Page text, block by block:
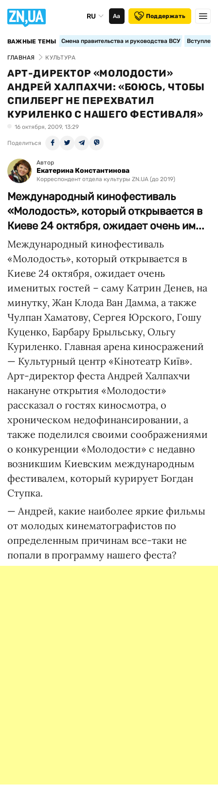
RU Аа Поддержать
ВАЖНЫЕ ТЕМЫ Смена правительства и руководства ВСУ
ГЛАВНАЯ КУЛЬТУРА
АРТ-ДИРЕКТОР «МОЛОДОСТИ»
АНДРЕЙ ХАЛПАХЧИ: «БОЮСЬ, ЧТОБЫ
СПИЛБЕРГ НЕ ПЕРЕХВАТИЛ
КУРИЛЕНКО С НАШЕГО ФЕСТИВАЛЯ»
16 октября, 2009, 13:29
Поделиться
Автор
Екатерина Константинова
Корреспондент отдела культуры ZN.UA (до 2019)
Международный кинофестиваль
«Молодость», который открывается в
Киеве 24 октября, ожидает очень им...
Международный кинофестиваль
«Молодость», который открывается в
Киеве 24 октября, ожидает очень
именитых гостей – саму Катрин Денев, на
минутку, Жан Клода Ван Дамма, а также
Чулпан Хаматову, Сергея Юрского, Гошу
Куценко, Барбару Брыльську, Ольгу
Куриленко. Главная арена киносражений
— Культурный центр «Кінотеатр Київ».
Арт-директор феста Андрей Халпахчи
накануне открытия «Молодости»
рассказал о гостях киносмотра, о
хроническом недофинансировании, а
также поделился своими соображениями
о конкуренции «Молодости» с недавно
возникшим Киевским международным
фестивалем, который курирует Богдан
Ступка.
— Андрей, какие наиболее яркие фильмы
от молодых кинематографистов по
определенным причинам все-таки не
попали в программу нашего феста?